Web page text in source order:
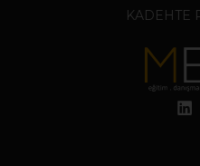
KADEHTE